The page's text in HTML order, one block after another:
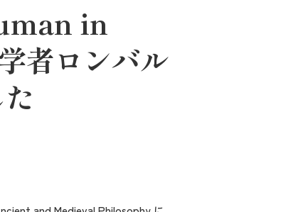
in
者ロンバル